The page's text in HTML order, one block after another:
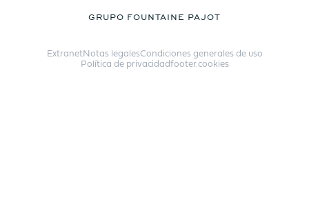
GRUPO FOUNTAINE PAJOT
ExtranetNotas legalesCondiciones generales de uso
Política de privacidadfooter.cookies